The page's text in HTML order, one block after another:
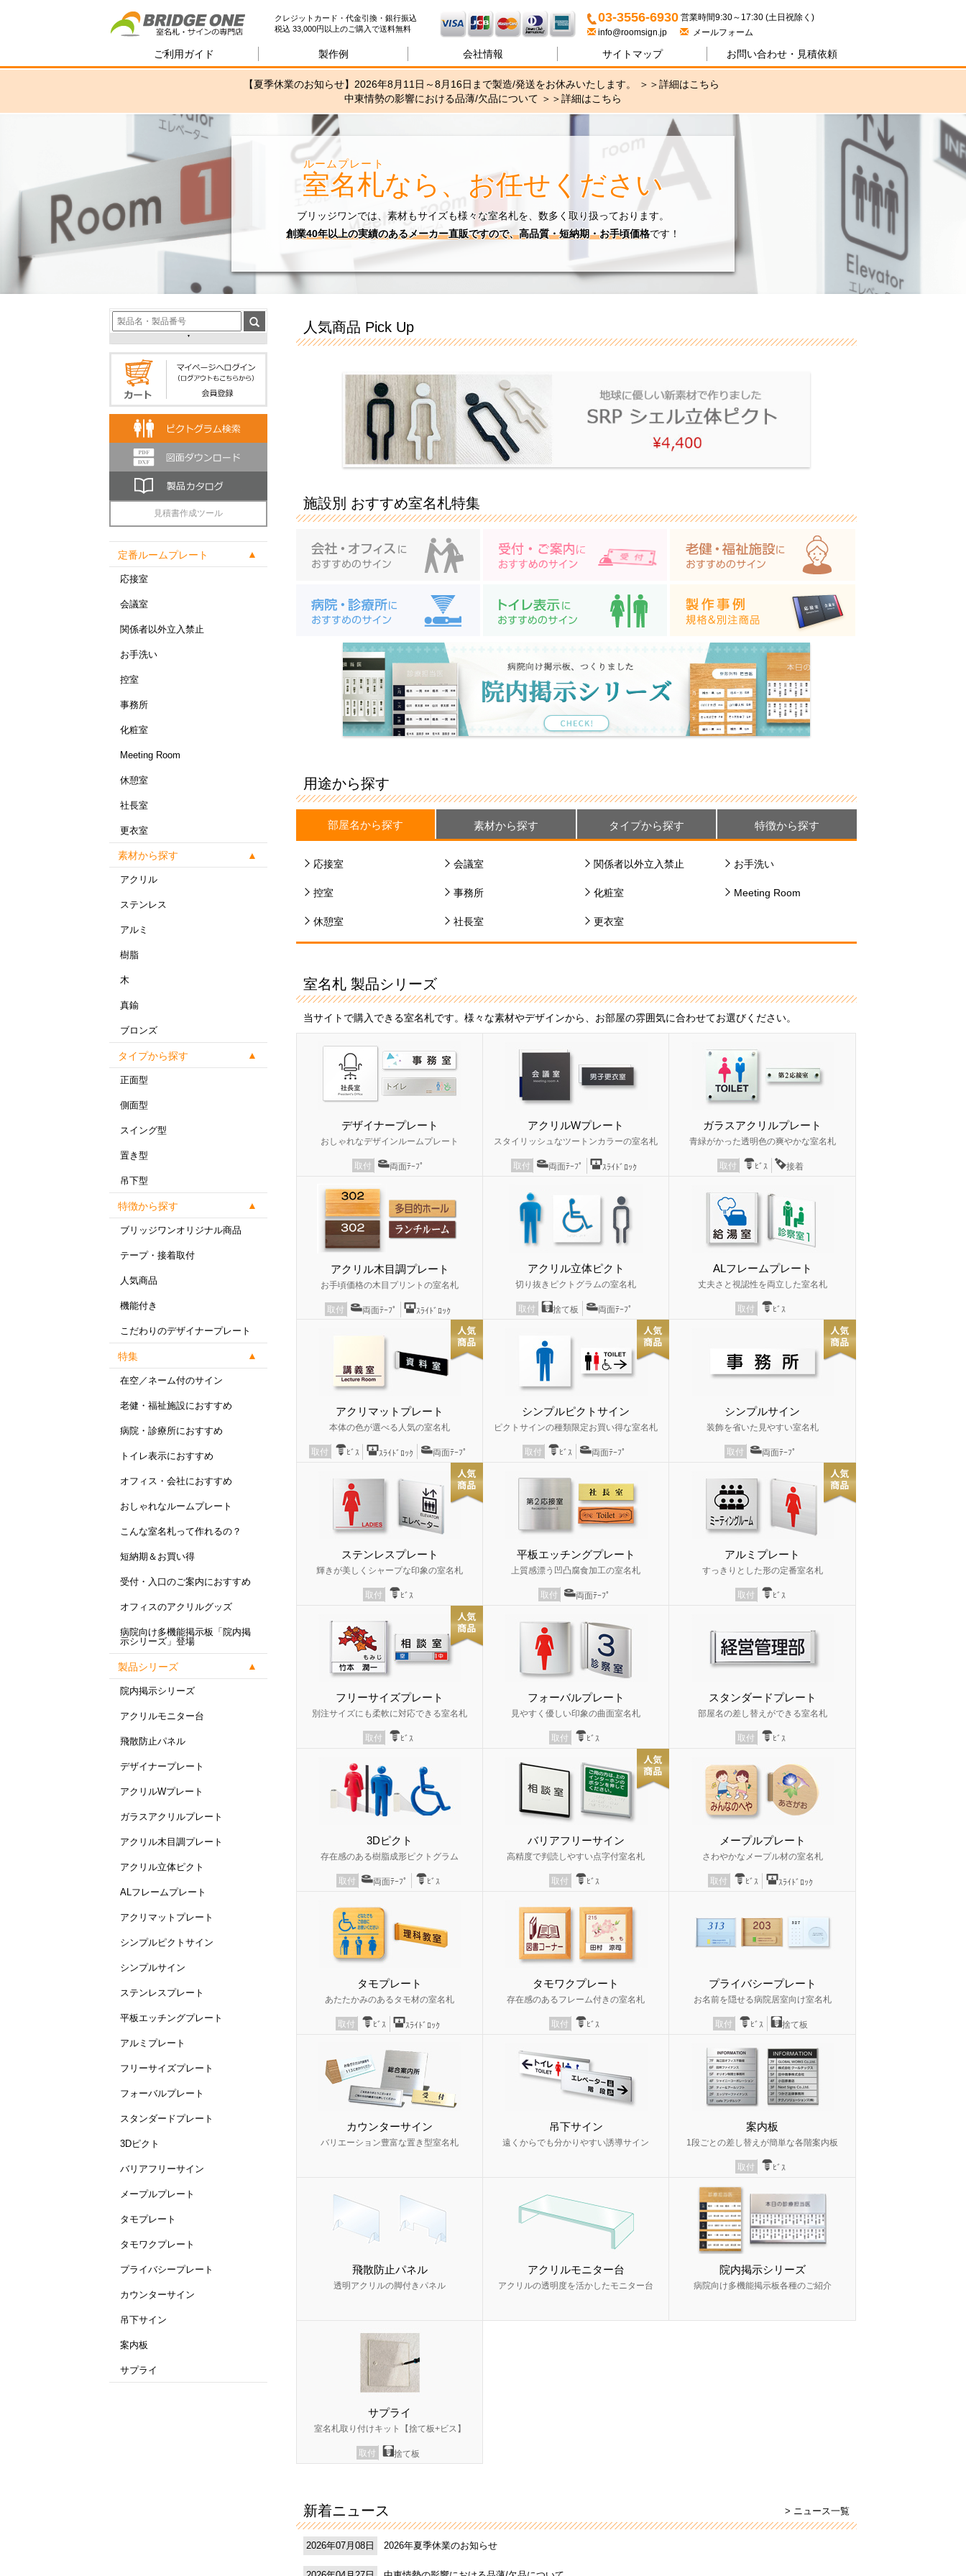
室名札・サインの専門店ブリッジワン
クレジットカード・代金引換・銀行振込
税込 33,000円以上のご購入で送料無料
03-3556-6930
営業時間9:30～17:30 (土日祝除く)
info@roomsign.jp
メールフォーム
ご利用ガイド 製作例 会社情報 サイトマップ お問い合わせ・ 見積依頼
【夏季休業のお知らせ】2026年8月11日～8月16日まで製造/発送をお休みいたします。 ＞＞詳細はこちら
中東情勢の影響における品薄/欠品について ＞＞詳細はこちら
室名札
ルームプレート
なら、お任せください
ブリッジワンでは、素材もサイズも様々な室名札を、数多く取り扱っております。
創業40年以上の実績のあるメーカー直販ですので、高品質・短納期・お手頃価格です！
見積書作成ツール
定番ルームプレート
応接室
会議室
関係者以外立入禁止
お手洗い
控室
事務所
化粧室
Meeting Room
休憩室
社長室
更衣室
素材から探す
アクリル
ステンレス
アルミ
樹脂
木
真鍮
ブロンズ
タイプから探す
正面型
側面型
スイング型
置き型
吊下型
特徴から探す
ブリッジワンオリジナル商品
テープ・接着取付
人気商品
機能付き
こだわりのデザイナープレート
特集
在空／ネーム付のサイン
老健・福祉施設におすすめ
病院・診療所におすすめ
トイレ表示におすすめ
オフィス・会社におすすめ
おしゃれなルームプレート
こんな室名札って作れるの？
短納期＆お買い得
受付・入口のご案内におすすめ
オフィスのアクリルグッズ
病院向け多機能掲示板「院内掲
示シリーズ」登場
製品シリーズ
院内掲示シリーズ
アクリルモニター台
飛散防止パネル
デザイナープレート
アクリルWプレート
ガラスアクリルプレート
アクリル木目調プレート
アクリル立体ピクト
ALフレームプレート
アクリマットプレート
シンプルピクトサイン
シンプルサイン
ステンレスプレート
平板エッチングプレート
アルミプレート
フリーサイズプレート
フォーバルプレート
スタンダードプレート
3Dピクト
バリアフリーサイン
メープルプレート
タモプレート
タモワクプレート
プライバシープレート
カウンターサイン
吊下サイン
案内板
サプライ
人気商品 Pick Up
施設別 おすすめ室名札特集
用途から探す
部屋名から探す 素材から探す タイプから探す 特徴から探す
応接室 会議室 関係者以外立入禁止 お手洗い
控室 事務所 化粧室 Meeting Room
休憩室 社長室 更衣室
室名札 製品シリーズ
当サイトで購入できる室名札です。様々な素材やデザインから、お部屋の雰囲気に合わせてお選びください。
デザイナープレート
おしゃれなデザインルームプレート
取付 両面ﾃｰﾌﾟ
アクリルWプレート
スタイリッシュなツートンカラーの室名札
取付 両面ﾃｰﾌﾟ ｽﾗｲﾄﾞﾛｯｸ
ガラスアクリルプレート
青緑がかった透明色の爽やかな室名札
取付 ﾋﾞｽ 接着
アクリル木目調プレート
お手頃価格の木目プリントの室名札
取付 両面ﾃｰﾌﾟ ｽﾗｲﾄﾞﾛｯｸ
アクリル立体ピクト
切り抜きピクトグラムの室名札
取付 捨て板 両面ﾃｰﾌﾟ
ALフレームプレート
丈夫さと視認性を両立した室名札
取付 ﾋﾞｽ
アクリマットプレート
本体の色が選べる人気の室名札
取付 ﾋﾞｽ ｽﾗｲﾄﾞﾛｯｸ 両面ﾃｰﾌﾟ
シンプルピクトサイン
ピクトサインの種類限定お買い得な室名札
取付 ﾋﾞｽ 両面ﾃｰﾌﾟ
シンプルサイン
装飾を省いた見やすい室名札
取付 両面ﾃｰﾌﾟ
ステンレスプレート
輝きが美しくシャープな印象の室名札
取付 ﾋﾞｽ
平板エッチングプレート
上質感漂う凹凸腐食加工の室名札
取付 両面ﾃｰﾌﾟ
アルミプレート
すっきりとした形の定番室名札
取付 ﾋﾞｽ
フリーサイズプレート
別注サイズにも柔軟に対応できる室名札
取付 ﾋﾞｽ
フォーバルプレート
見やすく優しい印象の曲面室名札
取付 ﾋﾞｽ
スタンダードプレート
部屋名の差し替えができる室名札
取付 ﾋﾞｽ
3Dピクト
存在感のある樹脂成形ピクトグラム
取付 両面ﾃｰﾌﾟ ﾋﾞｽ
バリアフリーサイン
高精度で判読しやすい点字付室名札
取付 ﾋﾞｽ
メープルプレート
さわやかなメープル材の室名札
取付 ﾋﾞｽ ｽﾗｲﾄﾞﾛｯｸ
タモプレート
あたたかみのあるタモ材の室名札
取付 ﾋﾞｽ ｽﾗｲﾄﾞﾛｯｸ
タモワクプレート
存在感のあるフレーム付きの室名札
取付 ﾋﾞｽ
プライバシープレート
お名前を隠せる病院居室向け室名札
取付 ﾋﾞｽ 捨て板
カウンターサイン
バリエーション豊富な置き型室名札
吊下サイン
遠くからでも分かりやすい誘導サイン
案内板
1段ごとの差し替えが簡単な各階案内板
取付 ﾋﾞｽ
飛散防止パネル
透明アクリルの脚付きパネル
アクリルモニター台
アクリルの透明度を活かしたモニター台
院内掲示シリーズ
病院向け多機能掲示板各種のご紹介
サプライ
室名札取り付けキット【捨て板+ビス】
取付 捨て板
新着ニュース > ニュース一覧
2026年07月08日 2026年夏季休業のお知らせ